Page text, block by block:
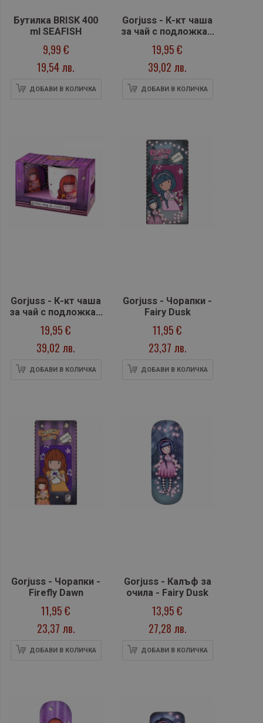
Бутилка BRISK 400
ml SEAFISH
9,99 €
19,54 лв.
ДОБАВИ В КОЛИЧКА
Gorjuss - К-кт чаша
за чай с подложка -
Fairy Dusk
19,95 €
39,02 лв.
ДОБАВИ В КОЛИЧКА
Gorjuss - К-кт чаша
за чай с подложка -
Firefly Dawn
19,95 €
39,02 лв.
ДОБАВИ В КОЛИЧКА
Gorjuss - Чорапки -
Fairy Dusk
11,95 €
23,37 лв.
ДОБАВИ В КОЛИЧКА
Gorjuss - Чорапки -
Firefly Dawn
11,95 €
23,37 лв.
ДОБАВИ В КОЛИЧКА
Gorjuss - Калъф за
очила - Fairy Dusk
13,95 €
27,28 лв.
ДОБАВИ В КОЛИЧКА